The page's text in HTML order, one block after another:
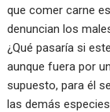
que comer carne
denuncian los
¿Qué pasaría si
aunque fuera por
supuesto, para él
las demás